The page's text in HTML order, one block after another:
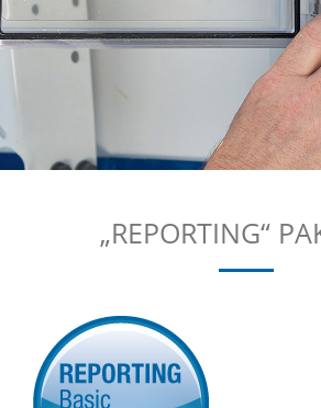
„REPORTING“